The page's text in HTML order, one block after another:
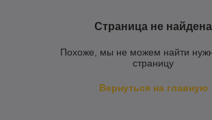
Страница не найдена
Похоже, мы не можем найти
страницу
Вернуться на главную